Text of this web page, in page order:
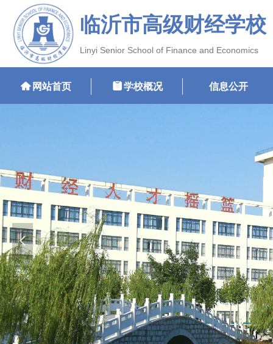
临沂市高级财经学校
Linyi Senior School of Finance and Economics
넳
낀 网站首页 뀳 学校概况 信息公开